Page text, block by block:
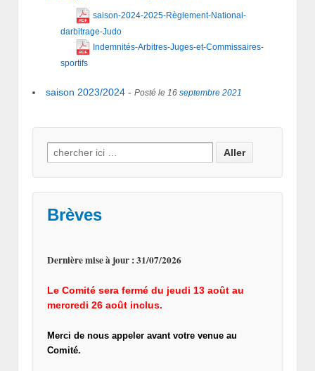
saison-2024-2025-Règlement-National-
darbitrage-Judo
Indemnités-Arbitres-Juges-et-Commissaires-
sportifs
saison 2023/2024 - Posté le 16 septembre 2021
Search for:
Brèves
Dernière mise à jour : 31/07/2026
Le Comité sera fermé du jeudi 13 août au
mercredi 26 août inclus.
Merci de nous appeler avant votre venue au
Comité.